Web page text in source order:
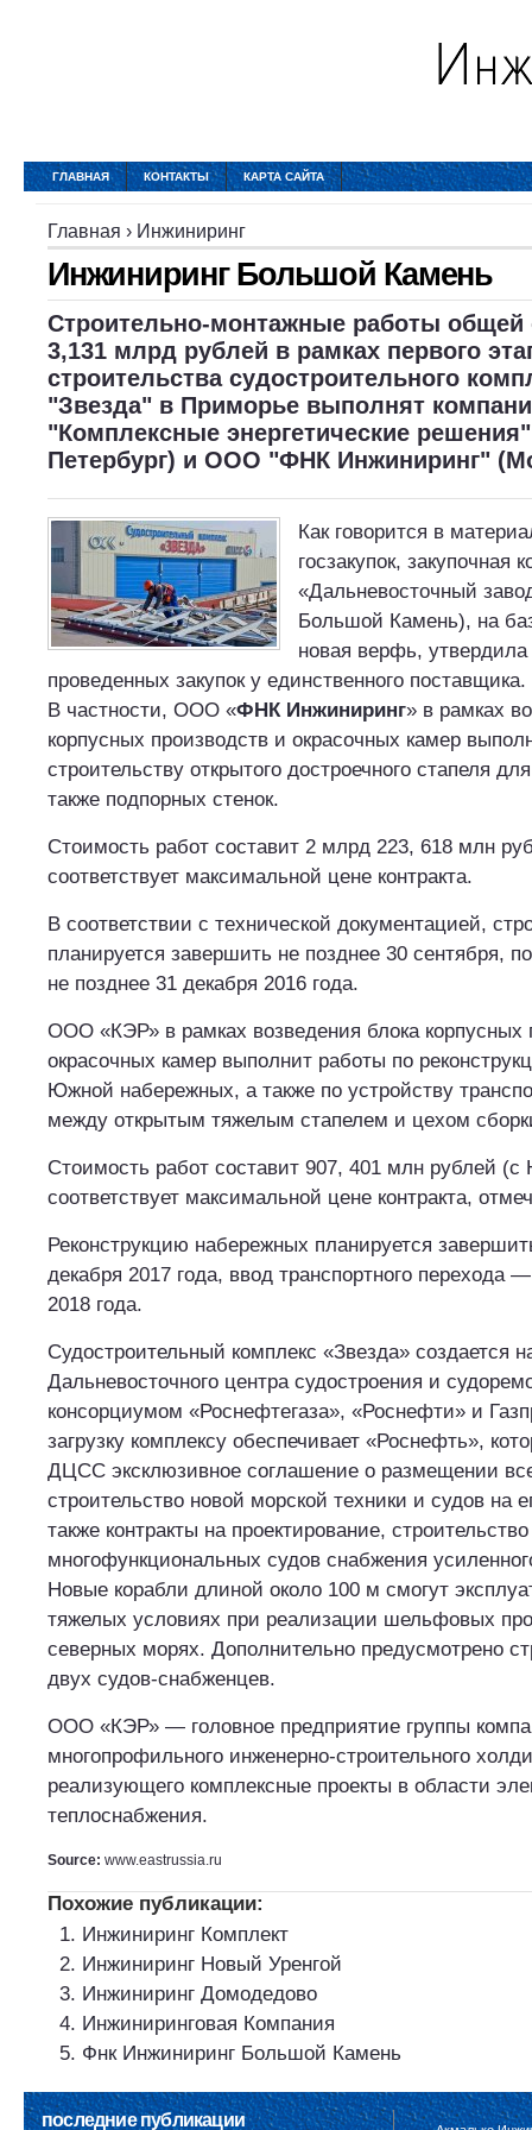
ГЛАВНАЯ КОНТАКТЫ КАРТА САЙТА
Главная › Инжиниринг
Инжиниринг Большой Камень
Строительно-монтажные работы общей
3,131 млрд рублей в рамках первого
строительства судостроительного
"Звезда" в Приморье выполнят
"Комплексные энергетические
Петербург) и ООО "ФНК Инжиниринг"
Как говорится в
госзакупок, закупочная
«Дальневосточный
Большой Камень), на
новая верфь,
проведенных закупок у единственного поставщика.
В частности, ООО «ФНК Инжиниринг» в рамках
корпусных производств и окрасочных камер
строительству открытого достроечного стапеля
также подпорных стенок.
Стоимость работ составит 2 млрд 223, 618 млн
соответствует максимальной цене контракта.
В соответствии с технической документацией,
планируется завершить не позднее 30 сентября,
не позднее 31 декабря 2016 года.
ООО «КЭР» в рамках возведения блока корпусных
окрасочных камер выполнит работы по
Южной набережных, а также по устройству
между открытым тяжелым стапелем и цехом
Стоимость работ составит 907, 401 млн рублей
соответствует максимальной цене контракта,
Реконструкцию набережных планируется
декабря 2017 года, ввод транспортного перехода
2018 года.
Судостроительный комплекс «Звезда» создается
Дальневосточного центра судостроения и
консорциумом «Роснефтегаза», «Роснефти» и
загрузку комплексу обеспечивает «Роснефть»,
ДЦСС эксклюзивное соглашение о размещении
строительство новой морской техники и судов на
также контракты на проектирование,
многофункциональных судов снабжения
Новые корабли длиной около 100 м смогут
тяжелых условиях при реализации шельфовых
северных морях. Дополнительно предусмотрено
двух судов-снабженцев.
ООО «КЭР» — головное предприятие группы
многопрофильного инженерно-строительного
реализующего комплексные проекты в области
теплоснабжения.
Source: www.eastrussia.ru
Похожие публикации:
Инжиниринг Комплект
Инжиниринг Новый Уренгой
Инжиниринг Домодедово
Инжиниринговая Компания
Фнк Инжиниринг Большой Камень
последние публикации